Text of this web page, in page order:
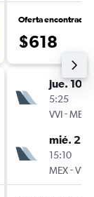
Oferta encontrada
$618
jue. 10/
5:25
VVI-MEX
mié.
15:10
MEX-VVI